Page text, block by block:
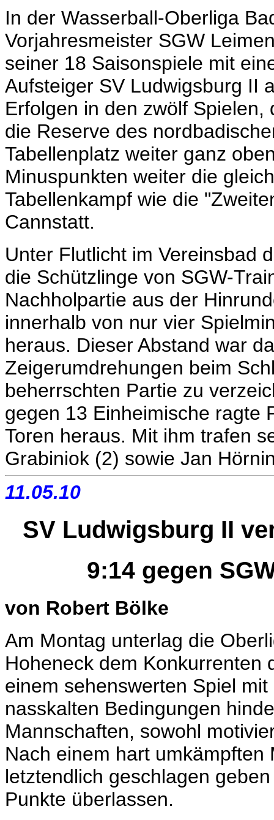
In der Wasserball-Oberliga
Vorjahresmeister SGW
seiner 18 Saisonspiele mit
Aufsteiger SV Ludwigsburg II
Erfolgen in den zwölf
die Reserve des
Tabellenplatz weiter ganz
Minuspunkten weiter die
Tabellenkampf wie die
Cannstatt.
Unter Flutlicht im Vereinsbad
die Schützlinge von SGW-
Nachholpartie aus der
innerhalb von nur vier
heraus. Dieser Abstand war
Zeigerumdrehungen beim
beherrschten Partie zu
gegen 13 Einheimische ragte
Toren heraus. Mit ihm trafen
Grabiniok (2) sowie Jan
11.05.10
SV Ludwigsburg II
9:14 gegen
von Robert Bölke
Am Montag unterlag die
Hoheneck dem Konkurrenten
einem sehenswerten Spiel
nasskalten Bedingungen
Mannschaften, sowohl
Nach einem hart
letztendlich geschlagen
Punkte überlassen.